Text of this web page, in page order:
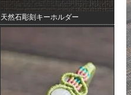
天然石彫刻キーホルダー